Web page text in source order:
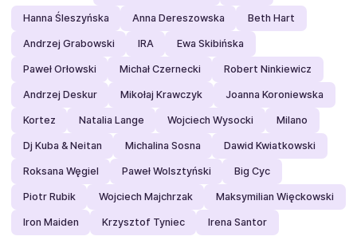
Hanna Śleszyńska Anna Dereszowska Beth Hart
Andrzej Grabowski IRA Ewa Skibińska
Paweł Orłowski Michał Czernecki Robert Ninkiewicz
Andrzej Deskur Mikołaj Krawczyk Joanna Koroniewska
Kortez Natalia Lange Wojciech Wysocki Milano
Dj Kuba & Neitan Michalina Sosna Dawid Kwiatkowski
Roksana Węgiel Paweł Wolsztyński Big Cyc
Piotr Rubik Wojciech Majchrzak Maksymilian Więckowski
Iron Maiden Krzysztof Tyniec Irena Santor